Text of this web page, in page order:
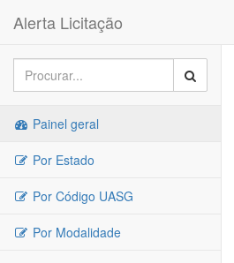
Alerta Licitação
Painel geral
Por Estado
Por Código UASG
Por Modalidade